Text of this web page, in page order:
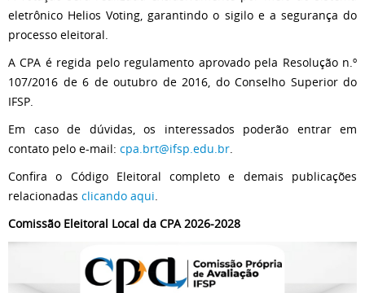
eletrônico Helios Voting, garantindo o sigilo e a segurança do
processo eleitoral.
A CPA é regida pelo regulamento aprovado pela Resolução n.º
107/2016 de 6 de outubro de 2016, do Conselho Superior do
IFSP.
Em caso de dúvidas, os interessados poderão entrar em
contato pelo e-mail: cpa.brt@ifsp.edu.br.
Confira o Código Eleitoral completo e demais publicações
relacionadas clicando aqui.
Comissão Eleitoral Local da CPA 2026-2028